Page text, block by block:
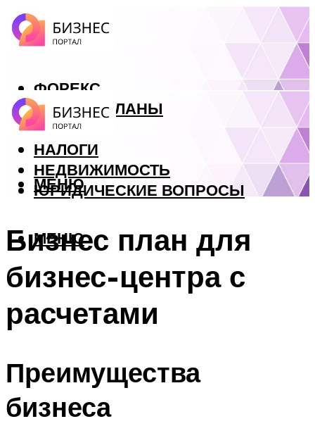
ФОРЕКС
БИЗНЕС ПЛАНЫ
КРЕДИТЫ
НАЛОГИ
НЕДВИЖИМОСТЬ
ЮРИДИЧЕСКИЕ ВОПРОСЫ
МЕНЮ
МЕНЮ
Бизнес план для
бизнес-центра с
расчетами
Преимущества
бизнеса